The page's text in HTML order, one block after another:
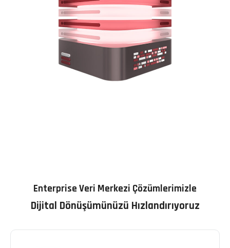
Enterprise Veri Merkezi Çözümlerimizle
Dijital Dönüşümünüzü Hızlandırıyoruz